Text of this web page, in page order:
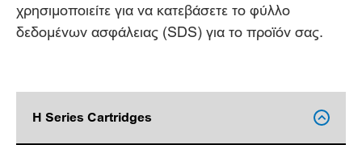
χρησιμοποιείτε για να κατεβάσετε το φύλλο
δεδομένων ασφάλειας (SDS) για το προϊόν σας.
H Series Cartridges 